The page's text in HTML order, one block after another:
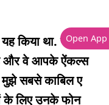
किया था. यह
है और वे आपके ऐंकल्स
सबसे काबिल ए
के लिए उनके फोन
Open App